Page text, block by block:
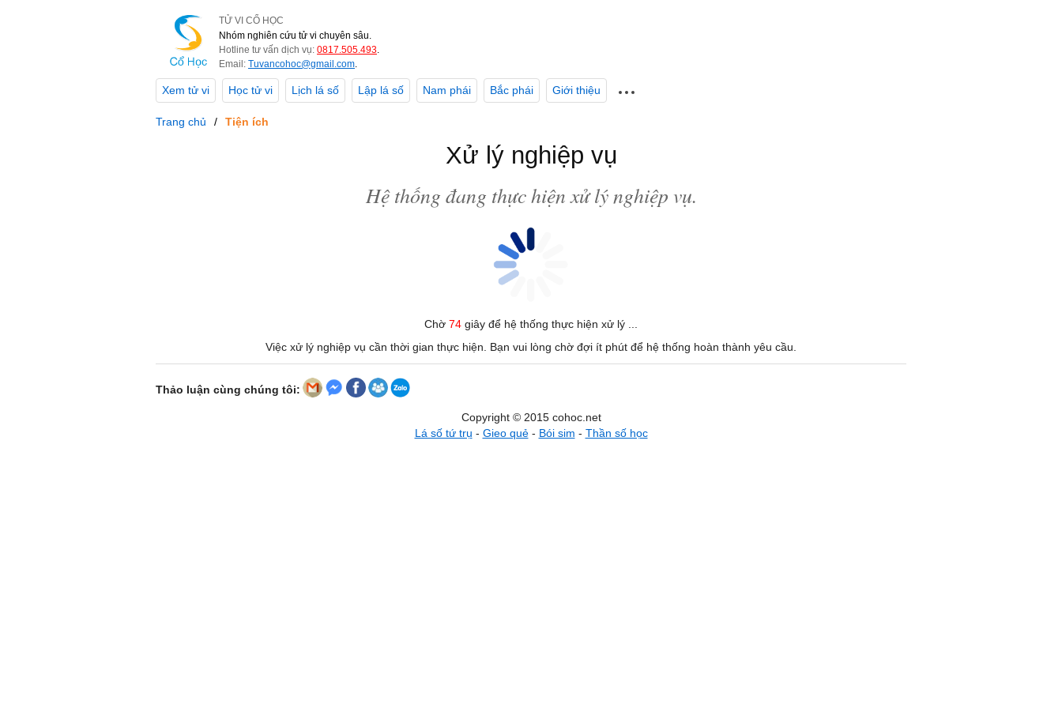
TỬ VI CỔ HỌC
Nhóm nghiên cứu tử vi chuyên sâu.
Hotline tư vấn dịch vụ: 0817.505.493.
Email: Tuvancohoc@gmail.com.
Xem tử vi Học tử vi Lịch lá số Lập lá số Nam phái Bắc phái Giới thiệu
Trang chủ Tiện ích
Xử lý nghiệp vụ
Hệ thống đang thực hiện xử lý nghiệp vụ.
Chờ 74 giây để hệ thống thực hiện xử lý ...
Việc xử lý nghiệp vụ cần thời gian thực hiện. Bạn vui lòng chờ đợi ít phút để hệ thống hoàn thành yêu cầu.
Thảo luận cùng chúng tôi:
Copyright © 2015 cohoc.net
Lá số tứ trụ - Gieo quẻ- Bói sim - Thần số học